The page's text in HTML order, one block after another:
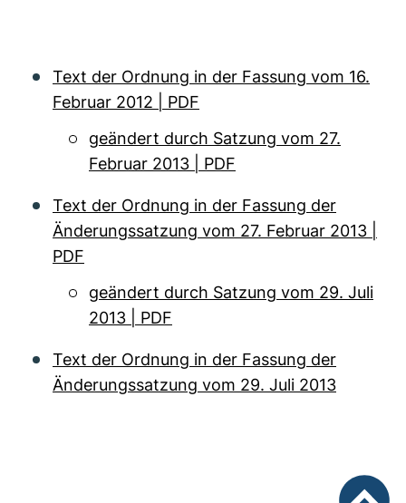
Text der Ordnung in der Fassung vom 16.
Februar 2012 | PDF
geändert durch Satzung vom 27.
Februar 2013 | PDF
Text der Ordnung in der Fassung der
Änderungssatzung vom 27. Februar 2013 |
PDF
geändert durch Satzung vom 29. Juli
2013 | PDF
Text der Ordnung in der Fassung der
Änderungssatzung vom 29. Juli 2013